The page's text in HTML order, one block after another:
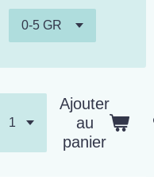
Ajouter
au
panier